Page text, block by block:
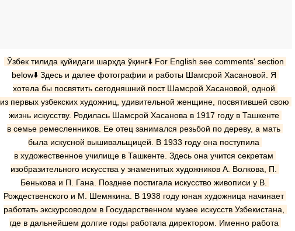
Ўзбек тилида қуйидаги шарҳда ўқинг⬇️ For English see comments' section
below⬇️ Здесь и далее фотографии и работы Шамсрой Хасановой. Я
хотела бы посвятить сегодняшний пост Шамсрой Хасановой, одной
из первых узбекских художниц, удивительной женщине, посвятившей свою
жизнь искусству. Родилась Шамсрой Хасанова в 1917 году в Ташкенте
в семье ремесленников. Ее отец занимался резьбой по дереву, а мать
была искусной вышивальщицей. В 1933 году она поступила
в художественное училище в Ташкенте. Здесь она учится секретам
изобразительного искусства у знаменитых художников А. Волкова, П.
Бенькова и П. Гана. Позднее постигала искусство живописи у В.
Рождественского и М. Шемякина. В 1938 году юная художница начинает
работать экскурсоводом в Государственном музее искусств Узбекистана,
где в дальнейшем долгие годы работала директором. Именно работа